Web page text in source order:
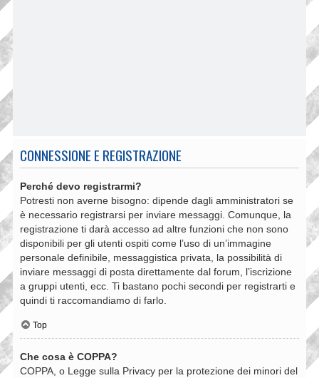
CONNESSIONE E REGISTRAZIONE
Perché devo registrarmi?
Potresti non averne bisogno: dipende dagli amministratori se
è necessario registrarsi per inviare messaggi. Comunque, la
registrazione ti darà accesso ad altre funzioni che non sono
disponibili per gli utenti ospiti come l’uso di un’immagine
personale definibile, messaggistica privata, la possibilità di
inviare messaggi di posta direttamente dal forum, l’iscrizione
a gruppi utenti, ecc. Ti bastano pochi secondi per registrarti e
quindi ti raccomandiamo di farlo.
Top
Che cosa è COPPA?
COPPA, o Legge sulla Privacy per la protezione dei minori del